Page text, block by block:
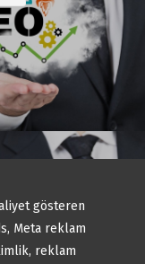
gösteren
Meta reklam
reklam